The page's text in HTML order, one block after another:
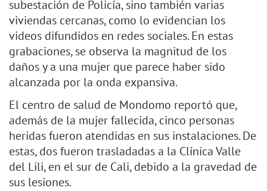
subestación de Policía, sino también varias
viviendas cercanas, como lo evidencian los
videos difundidos en redes sociales. En estas
grabaciones, se observa la magnitud de los
daños y a una mujer que parece haber sido
alcanzada por la onda expansiva.
El centro de salud de Mondomo reportó que,
además de la mujer fallecida, cinco personas
heridas fueron atendidas en sus instalaciones. De
estas, dos fueron trasladadas a la Clínica Valle
del Lili, en el sur de Cali, debido a la gravedad de
sus lesiones.